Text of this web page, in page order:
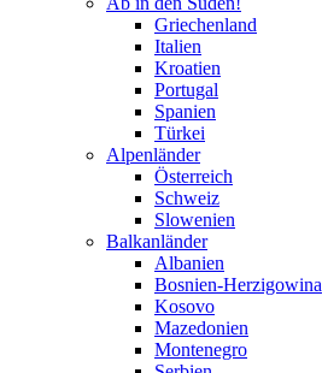
Griechenland
Italien
Kroatien
Portugal
Spanien
Türkei
Alpenländer
Österreich
Schweiz
Slowenien
Balkanländer
Albanien
Bosnien-Herzigowina
Kosovo
Mazedonien
Montenegro